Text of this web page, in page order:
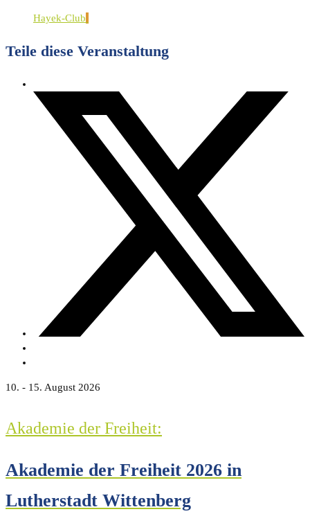
Hayek-Club
Teile diese Veranstaltung
10. - 15. August 2026
Akademie der Freiheit:
Akademie der Freiheit 2026 in
Lutherstadt Wittenberg